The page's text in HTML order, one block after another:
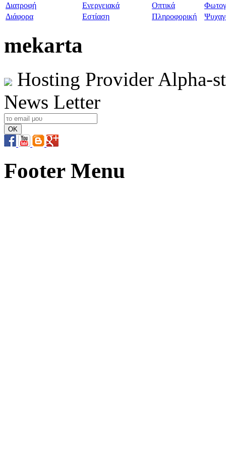
Διατροφή
Ενεργειακά Οπτικά
Διάφορα
Εστίαση Πληροφορική
mekarta
Hosting Provider Alpha-
News Letter
Footer Menu